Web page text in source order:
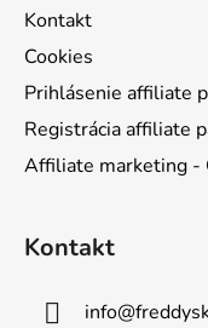
Kontakt
Cookies
Prihlásenie affiliate
Registrácia affiliate
Affiliate marketing -
Kontakt
info@